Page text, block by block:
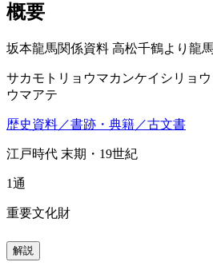
概要
坂本龍馬関係資料 高松千鶴より龍
サカモトリョウマカンケイシリョ
ウマアテ
歴史資料／書跡・典籍／古文書
江戸時代 末期・19世紀
1通
重要文化財
解説